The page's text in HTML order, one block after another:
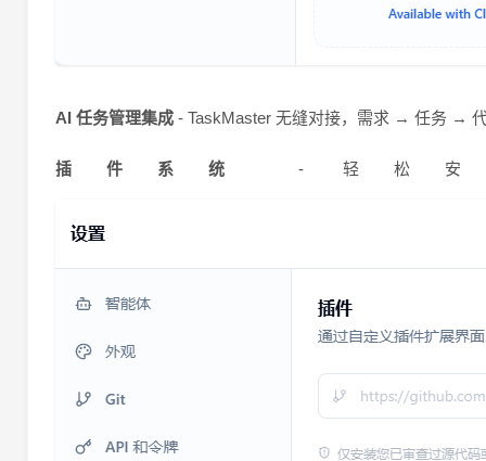
AI 任务管理集成 - TaskMaster 无缝对接，需求 → 任务 →
插件系统 - 轻松安